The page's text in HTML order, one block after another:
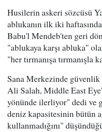
Husilerin askeri sözcüsü
ablukanın ilk iki
Babu'l Mendeb'ten geri
"ablukaya karşı abluka"
"her tırmanışa tırmanışla
Sana Merkezinde güvenlik
Ali Salah, Middle East
yönünde ilerliyor" dedi ve
deniz kapasitesinin bütün
kullanmadığını"